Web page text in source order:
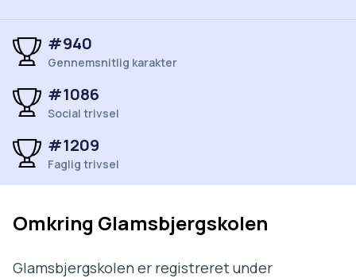
#940
Gennemsnitlig karakter
#1086
Social trivsel
#1209
Faglig trivsel
Omkring Glamsbjergskolen
Glamsbjergskolen er registreret under